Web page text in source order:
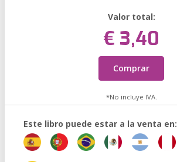
Valor total:
€ 3,40
Comprar
*No incluye IVA.
Este libro puede estar a la venta en: